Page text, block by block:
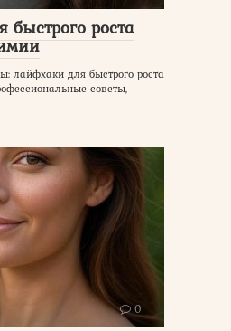
роста
лайфхаки для быстрого роста
советы,
0